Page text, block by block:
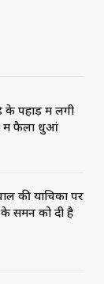
के पहाड़ में लगी
में फैला धुआं
की याचिका पर
समन को दी है